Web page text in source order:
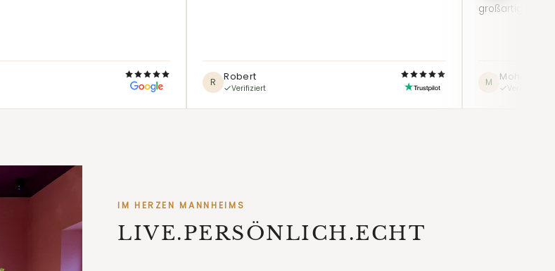
R Robert
Verifiziert
großartiger
M
Verifiziert
IM HERZEN MANNHEIMS
LIVE.PERSÖNLICH.ECHT